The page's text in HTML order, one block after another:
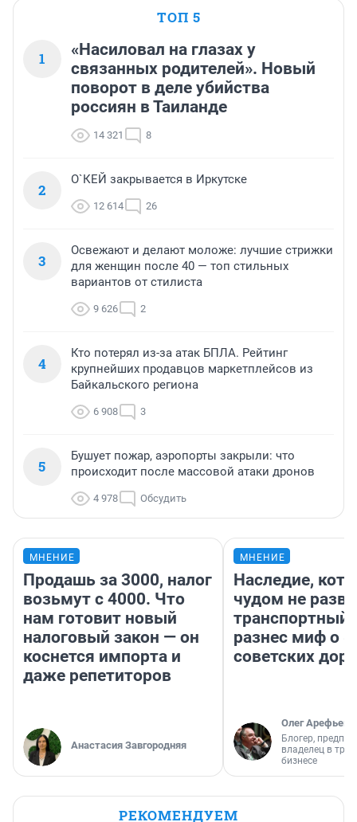
ТОП 5
1
«Насиловал на глазах у
связанных родителей». Новый
поворот в деле убийства
россиян в Таиланде
14 321 8
2
О`КЕЙ закрывается в Иркутске
12 614 26
3
Освежают и делают моложе: лучшие стрижки
для женщин после 40 — топ стильных
вариантов от стилиста
9 626 2
4
Кто потерял из-за атак БПЛА. Рейтинг
крупнейших продавцов маркетплейсов из
Байкальского региона
6 908 3
5
Бушует пожар, аэропорты закрыли: что
происходит после массовой атаки дронов
4 978 Обсудить
МНЕНИЕ
Продашь за 3000, налог
возьмут с 4000. Что
нам готовит новый
налоговый закон — он
коснется импорта и
даже репетиторов
Анастасия Завгородняя
МНЕНИЕ
Наследие,
чудом не
транспортный
разнес миф о
советских
Олег Арефьев
Блогер,
владелец в
бизнесе
РЕКОМЕНДУЕМ